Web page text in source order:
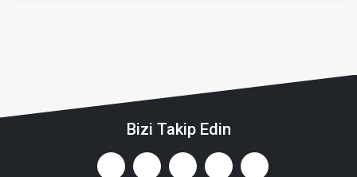
Bizi Takip Edin